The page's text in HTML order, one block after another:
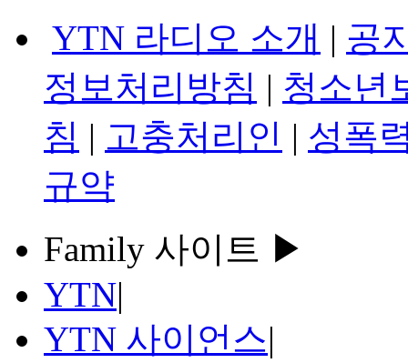
YTN 라디오 소개 | 공
정보처리방침 | 청소년
침 | 고충처리인 | 성폭
규약
Family 사이트 ▶
YTN|
YTN 사이언스|